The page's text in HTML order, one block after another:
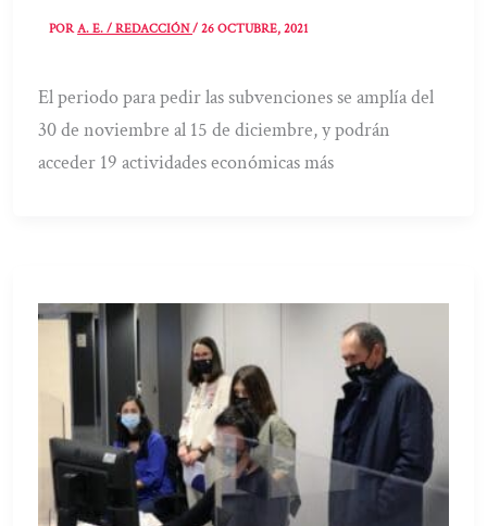
PORA. E. / REDACCIÓN/26 OCTUBRE, 2021
El periodo para pedir las subvenciones se amplía del
30 de noviembre al 15 de diciembre, y podrán
acceder 19 actividades económicas más